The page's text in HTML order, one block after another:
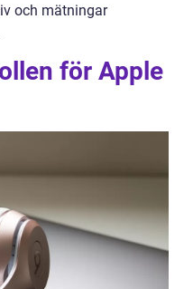
och mätningar
för Apple